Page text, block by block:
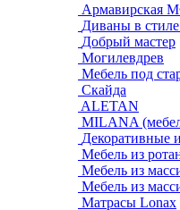
Армавирская
Диваны в
Добрый мастер
Могилевдрев
Мебель под
Скайда
ALETAN
MILANA
Декоративные
Мебель из
Мебель из
Мебель из
Матрасы Lonax